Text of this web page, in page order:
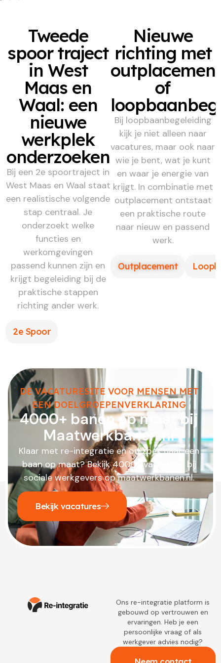
Tweede
spoor traject
in West
Maas en
Waal: een
nieuwe
werkplek
onderzoeken
Bij een 2e spoortraject in
West Maas en Waal staat
een realistische volgende
stap centraal. Je
onderzoekt welke
functies en
werkomgevingen
passend kunnen zijn en
krijgt begeleiding bij de
praktische stappen
richting ander werk.
2e Spoor
Nieuwe
richting met
outplacement
of
Bij loopbaanbegeleiding
kijk je niet alleen naar
vacatures, maar ook naar
wie je bent, wat je kunt
en waar je energie van
krijgt. In combinatie met
outplacement ontstaat
een praktische route
naar nieuw en passend
werk.
Outplacement
DE VACATURESITE VOOR MENSEN MET
EEN DOELGROEPENVERKLARING
4000+ banen op maat bij
Maatwerkbanen.nl
Klaar met re-integratie en op zoek naar een
baan op maat? Bekijk 4000+ vacatures bij
sociale werkgevers op maatwerkbanen.nl.
Bekijk vacatures
Ons re-integratie platform is
gebouwd op vertrouwen en
ervaringen. Heb je een
persoonlijke vraag of als
werkgever advies nodig?